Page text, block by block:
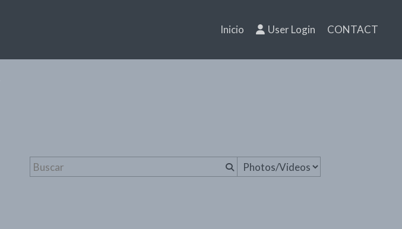
Inicio User Login CONTACT